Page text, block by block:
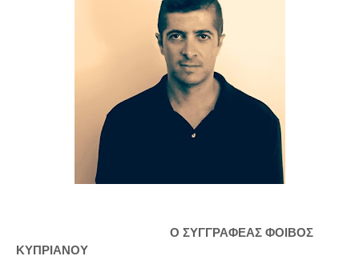
Ο ΣΥΓΓΡΑΦΕΑΣ ΦΟΙΒΟΣ
ΚΥΠΡΙΑΝΟΥ